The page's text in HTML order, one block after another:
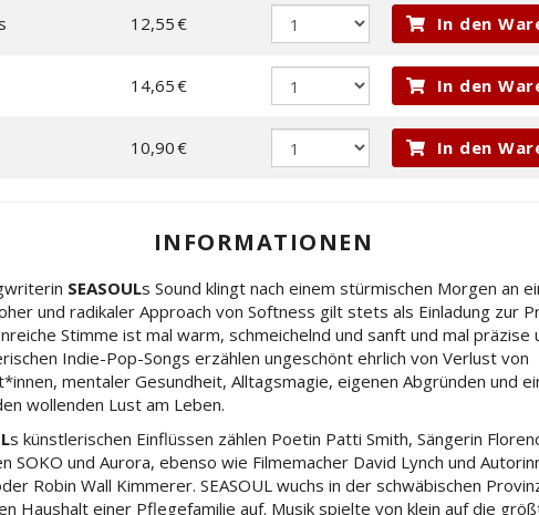
12,55 € In den
14,65 € In den
10,90 € In den
INFORMATIONEN
SEASOULs Sound klingt nach einem stürmischen Morgen an
und radikaler Approach von Softness gilt stets als Einladung zur
Stimme ist mal warm, schmeichelnd und sanft und mal präzise
Indie-Pop-Songs erzählen ungeschönt ehrlich von Verlust von
mentaler Gesundheit, Alltagsmagie, eigenen Abgründen und
wollenden Lust am Leben.
s künstlerischen Einflüssen zählen Poetin Patti Smith, Sängerin
SOKO und Aurora, ebenso wie Filmemacher David Lynch und
Robin Wall Kimmerer. SEASOUL wuchs in der schwäbischen
Haushalt einer Pflegefamilie auf. Musik spielte von klein auf die